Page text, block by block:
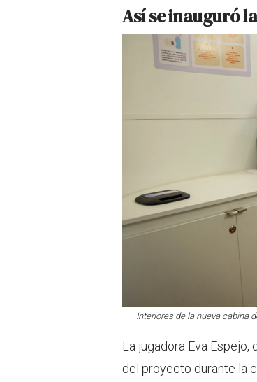
Así se inauguró
Interiores de la nueva cabina
La jugadora Eva
del proyecto durante la